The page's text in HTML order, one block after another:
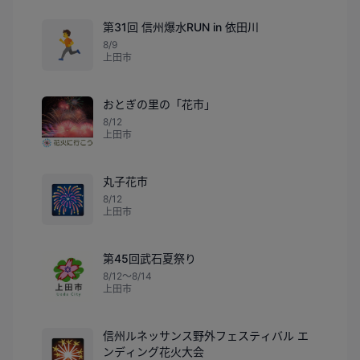
🏃
第31回 信州爆水RUN in 依田川
8/9
上田市
おとぎの里の「花市」
8/12
上田市
🎆
丸子花市
8/12
上田市
第45回武石夏祭り
8/12〜8/14
上田市
信州ルネッサンス野外フェスティバル エ
ンディング花火大会